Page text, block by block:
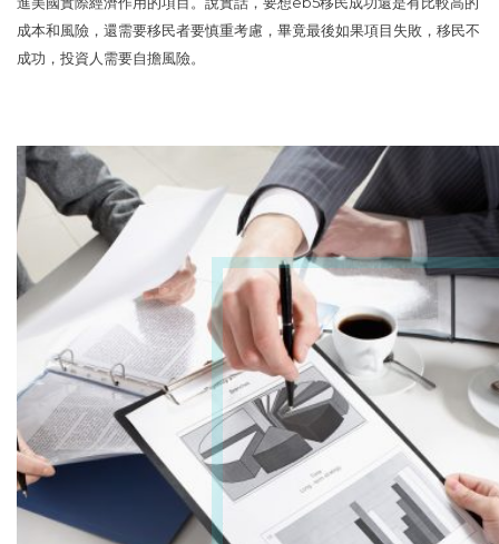
成本和風險，還需要移民者要慎重考慮，畢竟最後如果項目失敗，移民不
成功，投資人需要自擔風險。